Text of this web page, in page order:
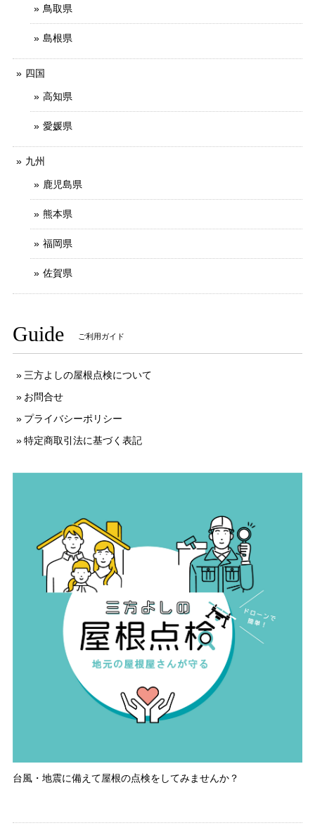
鳥取県
島根県
四国
高知県
愛媛県
九州
鹿児島県
熊本県
福岡県
佐賀県
Guide ご利用ガイド
三方よしの屋根点検について
お問合せ
プライバシーポリシー
特定商取引法に基づく表記
台風・地震に備えて屋根の点検をしてみませんか？